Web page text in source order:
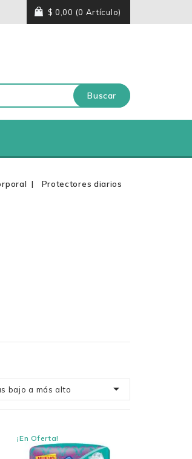
$ 0,00 (0 Artículo)
Buscar
Protectores diarios
bajo a más alto 
¡En Oferta!